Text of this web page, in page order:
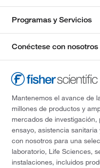
Programas y Servicios
Conéctese con nosotros
Mantenemos el avance de
millones de productos y
mercados de
ensayo, asistencia
con nosotros para una
laboratorio, Life Sciences,
instalaciones, incluidos